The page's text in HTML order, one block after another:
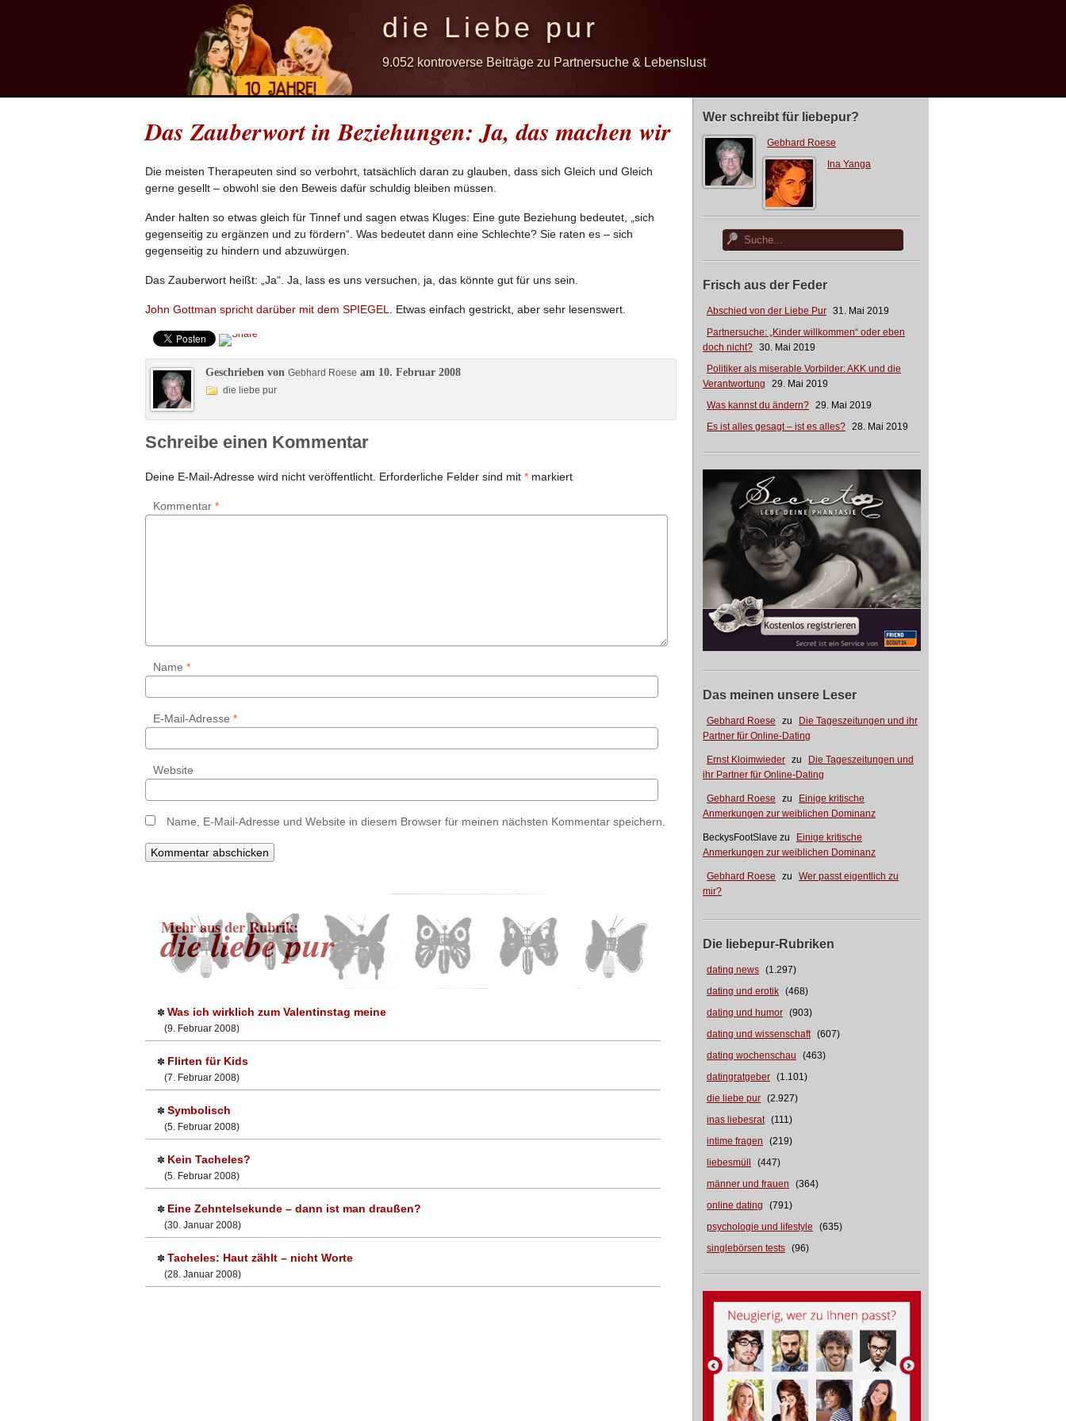
die Liebe pur
9.052 kontroverse Beiträge zu Partnersuche & Lebenslust
Wer schreibt für liebepur?
Gebhard Roese
Ina Yanga
Frisch aus der Feder
Abschied von der Liebe Pur 31. Mai 2019
Partnersuche: „Kinder willkommen“ oder eben
doch nicht? 30. Mai 2019
Politiker als miserable Vorbilder: AKK und die
Verantwortung
29. Mai 2019
Was kannst du ändern? 29. Mai 2019
Es ist alles gesagt – ist es alles? 28. Mai 2019
Das meinen unsere Leser
Gebhard Roese zu
Die Tageszeitungen und ihr
Partner für Online-Dating
Ernst Kloimwieder zu
Die Tageszeitungen und
ihr Partner für Online-Dating
Gebhard Roese zu
Einige kritische
Anmerkungen zur weiblichen Dominanz
BeckysFootSlave zu
Einige kritische
Anmerkungen zur weiblichen Dominanz
Gebhard Roese zu
Wer passt eigentlich zu
mir?
Die liebepur-Rubriken
dating news (1.297)
dating und erotik (468)
dating und humor (903)
dating und wissenschaft (607)
dating wochenschau
(463)
datingratgeber (1.101)
die liebe pur (2.927)
inas liebesrat (111)
intime fragen
(219)
liebesmüll
(447)
männer und frauen
(364)
online dating
(791)
psychologie und lifestyle
(635)
singlebörsen tests (96)
Das Zauberwort in Beziehungen: Ja, das machen wir
Die meisten Therapeuten sind so verbohrt, tatsächlich daran zu glauben, dass sich Gleich und Gleich
gerne gesellt – obwohl sie den Beweis dafür schuldig bleiben müssen.
Ander halten so etwas gleich für Tinnef und sagen etwas Kluges: Eine gute Beziehung bedeutet, „sich
gegenseitig zu ergänzen und zu fördern“. Was bedeutet dann eine Schlechte? Sie raten es – sich
gegenseitig zu hindern und abzuwürgen.
Das Zauberwort heißt: „Ja“. Ja, lass es uns versuchen, ja, das könnte gut für uns sein.
John Gottman spricht darüber mit dem SPIEGEL . Etwas einfach gestrickt, aber sehr lesenswert.
Geschrieben von Gebhard Roese am 10. Februar 2008
die liebe pur
Schreibe einen Kommentar
Deine E-Mail-Adresse wird nicht veröffentlicht. Erforderliche Felder sind mit * markiert
Kommentar *
Name *
E-Mail-Adresse *
Website
Name, E-Mail-Adresse und Website in diesem Browser für meinen nächsten Kommentar speichern.
Mehr aus der Rubrik:
die liebe pur
✽ Was ich wirklich zum Valentinstag meine
(9. Februar 2008)
✽ Flirten für Kids
(7. Februar 2008)
✽ Symbolisch
(5. Februar 2008)
✽ Kein Tacheles?
(5. Februar 2008)
✽ Eine Zehntelsekunde – dann ist man draußen?
(30. Januar 2008)
✽ Tacheles: Haut zählt – nicht Worte
(28. Januar 2008)